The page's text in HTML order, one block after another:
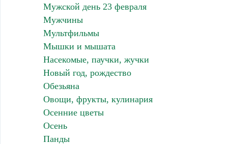
Мужской день 23 февраля
Мужчины
Мультфильмы
Мышки и мышата
Насекомые, паучки, жучки
Новый год, рождество
Обезьяна
Овощи, фрукты, кулинария
Осенние цветы
Осень
Панды